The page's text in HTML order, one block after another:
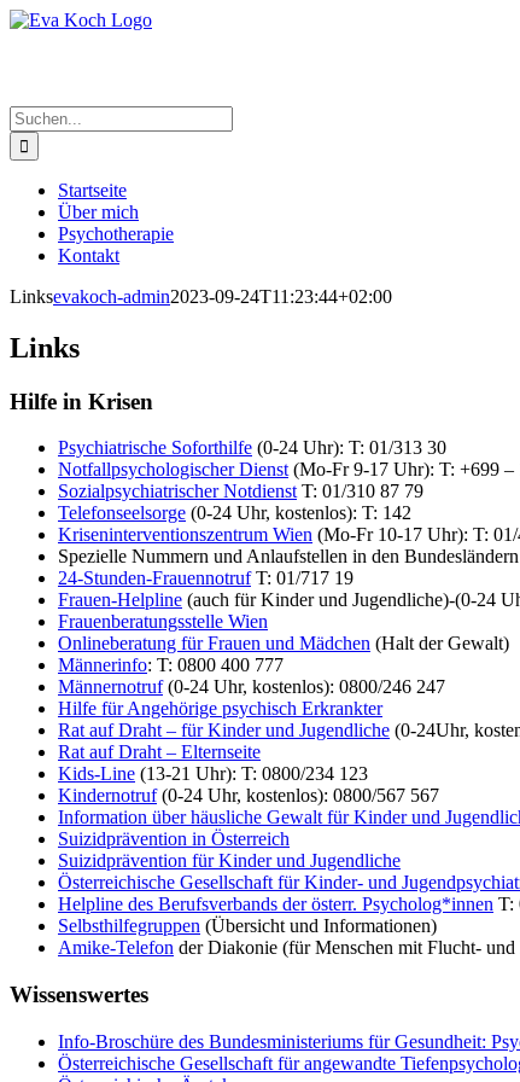
Zum
Suche
nach:
Startseite
Über mich
Psychotherapie
Kontakt
Linksevakoch-admin2023-09-24T11:23:44+02:00
Links
Hilfe in Krisen
Psychiatrische Soforthilfe (0-24 Uhr): T: 01/313 30
Notfallpsychologischer Dienst (Mo-Fr 9-17 Uhr): T: +699 –
Sozialpsychiatrischer Notdienst T: 01/310 87 79
Telefonseelsorge (0-24 Uhr, kostenlos): T: 142
Kriseninterventionszentrum Wien (Mo-Fr 10-17 Uhr): T:
Spezielle Nummern und Anlaufstellen in den
24-Stunden-FrauennotrufT: 01/717 19
Frauen-Helpline (auch für Kinder und Jugendliche)-(0-24
Frauenberatungsstelle Wien
Onlineberatung für Frauen und Mädchen (Halt der Gewalt)
Männerinfo: T: 0800 400 777
Männernotruf(0-24 Uhr, kostenlos): 0800/246 247
Hilfe für Angehörige psychisch Erkrankter
Rat auf Draht – für Kinder und Jugendliche (0-24Uhr,
Rat auf Draht – Elternseite
Kids-Line (13-21 Uhr): T: 0800/234 123
Kindernotruf(0-24 Uhr, kostenlos): 0800/567 567
Information über häusliche Gewalt für Kinder und
Suizidprävention in Österreich
Suizidprävention für Kinder und Jugendliche
Österreichische Gesellschaft für Kinder- und
Helpline des Berufsverbands der österr. Psycholog*innen T:
Selbsthilfegruppen (Übersicht und Informationen)
Amike-Telefon der Diakonie (für Menschen mit Flucht-
Wissenswertes
Info-Broschüre des Bundesministeriums für Gesundheit:
Österreichische Gesellschaft für angewandte